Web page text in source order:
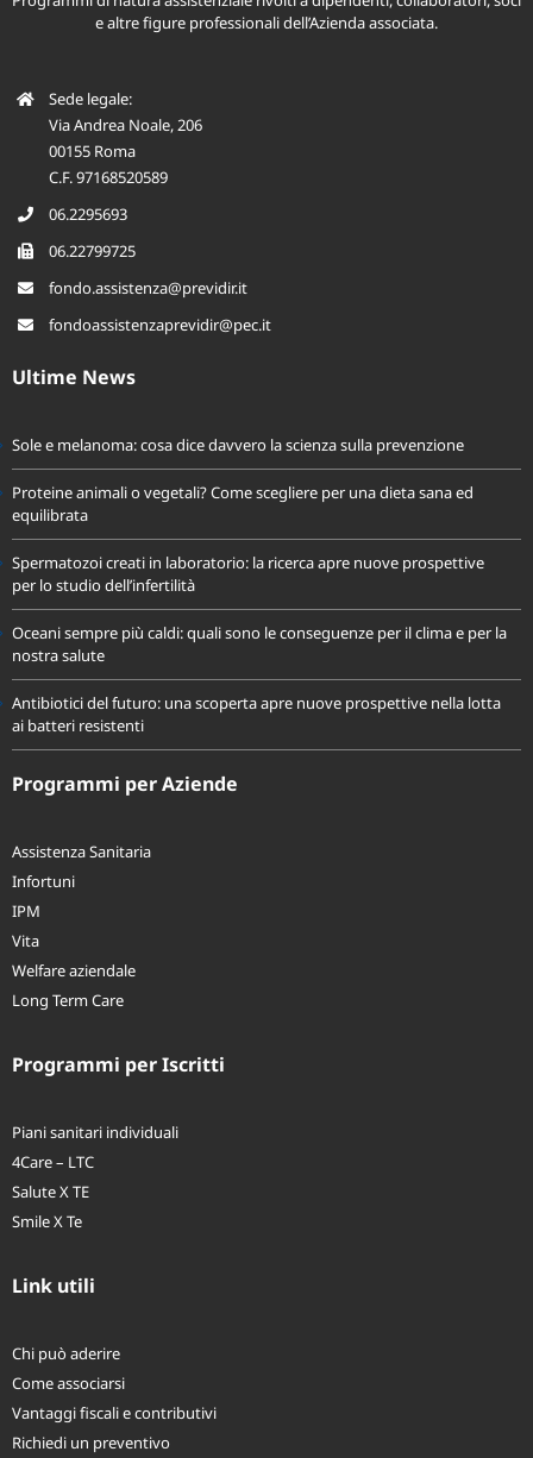
Programmi di natura assistenziale rivolti a dipendenti, collaboratori, soci
e altre figure professionali dell’Azienda associata.
Sede legale:
Via Andrea Noale, 206
00155 Roma
C.F. 97168520589
06.2295693
06.22799725
fondo.assistenza@previdir.it
fondoassistenzaprevidir@pec.it
Ultime News
Sole e melanoma: cosa dice davvero la scienza sulla prevenzione
Proteine animali o vegetali? Come scegliere per una dieta sana ed
equilibrata
Spermatozoi creati in laboratorio: la ricerca apre nuove prospettive
per lo studio dell’infertilità
Oceani sempre più caldi: quali sono le conseguenze per il clima e per la
nostra salute
Antibiotici del futuro: una scoperta apre nuove prospettive nella lotta
ai batteri resistenti
Programmi per Aziende
Assistenza Sanitaria
Infortuni
IPM
Vita
Welfare aziendale
Long Term Care
Programmi per Iscritti
Piani sanitari individuali
4Care – LTC
Salute X TE
Smile X Te
Link utili
Chi può aderire
Come associarsi
Vantaggi fiscali e contributivi